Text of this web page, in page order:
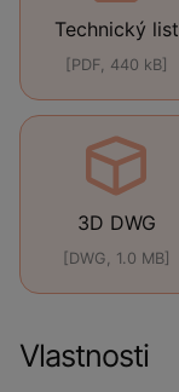
Technický list
[PDF, 440 kB]
3D DWG
[DWG, 1.0 MB]
Vlastnosti